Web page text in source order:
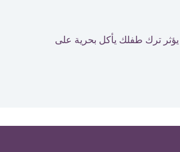
ترك طفلك يأكل بحرية على